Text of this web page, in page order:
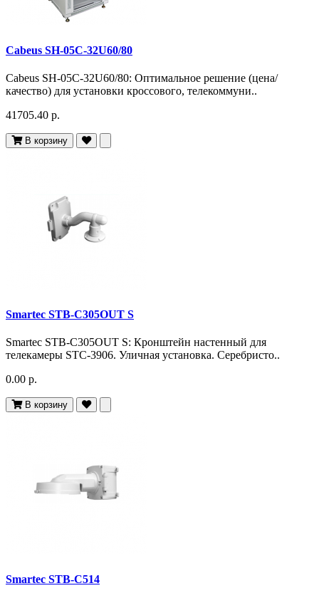
Cabeus SH-05C-32U60/80
Cabeus SH-05C-32U60/80: Оптимальное решение (цена/
качество) для установки кроссового, телекоммуни..
41705.40 р.
В корзину
Smartec STB-C305OUT S
Smartec STB-C305OUT S: Кронштейн настенный для
телекамеры STC-3906. Уличная установка. Серебристо..
0.00 р.
В корзину
Smartec STB-C514